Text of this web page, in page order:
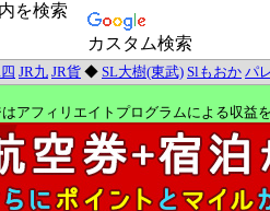
を検索
カスタム検索
JR九 JR貨 ◆ SL大樹(東武) Slもおか パ
アフィリエイトプログラムによる収益